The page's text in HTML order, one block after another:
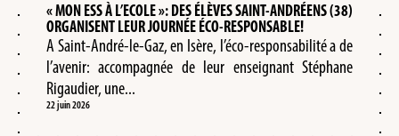
« MON ESS À L’ECOLE »: DES ÉLÈVES SAINT-ANDRÉENS (38)
ORGANISENT LEUR JOURNÉE ÉCO-RESPONSABLE!
A Saint-André-le-Gaz, en Isère, l’éco-responsabilité a de
l’avenir: accompagnée de leur enseignant Stéphane
Rigaudier, une...
22 juin 2026